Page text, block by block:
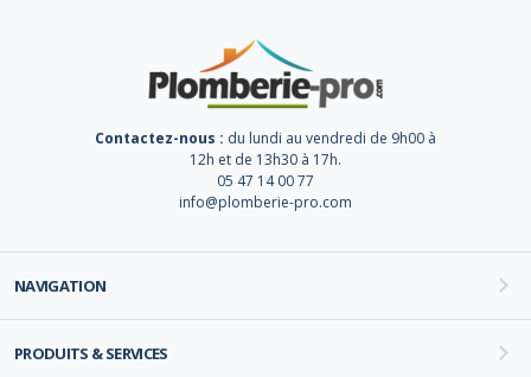
Contactez-nous : du lundi au vendredi de 9h00 à
12h et de 13h30 à 17h.
05 47 14 00 77
info@plomberie-pro.com
NAVIGATION
PRODUITS & SERVICES